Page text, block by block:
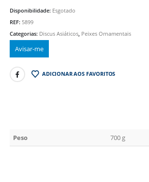
Disponibilidade: Esgotado
REF: 5899
Categorias: Discus Asiáticos Peixes Ornamentais
ADICIONAR AOS FAVORITOS
Peso 700 g